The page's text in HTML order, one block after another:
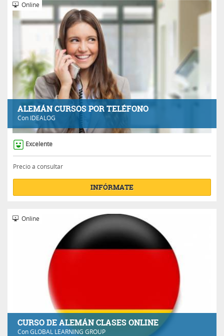
ALEMÁN CURSOS POR TELÉFONO
Con IDEALOG
Online
Excelente
Precio a consultar
INFÓRMATE
CURSO DE ALEMÁN CLASES ONLINE
ConGLOBAL LEARNING GROUP
Online